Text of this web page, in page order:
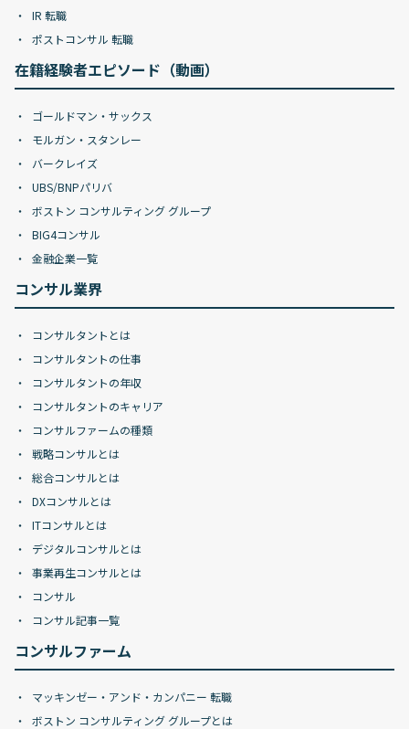
IR 転職
ポストコンサル 転職
在籍経験者エピソード（動画）
ゴールドマン・サックス
モルガン・スタンレー
バークレイズ
UBS/BNPパリバ
ボストン コンサルティング グループ
BIG4コンサル
金融企業一覧
コンサル業界
コンサルタントとは
コンサルタントの仕事
コンサルタントの年収
コンサルタントのキャリア
コンサルファームの種類
戦略コンサルとは
総合コンサルとは
DXコンサルとは
ITコンサルとは
デジタルコンサルとは
事業再生コンサルとは
コンサル
コンサル記事一覧
コンサルファーム
マッキンゼー・アンド・カンパニー 転職
ボストン コンサルティング グループとは